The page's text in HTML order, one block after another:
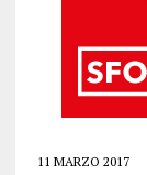
11 MARZO 2017